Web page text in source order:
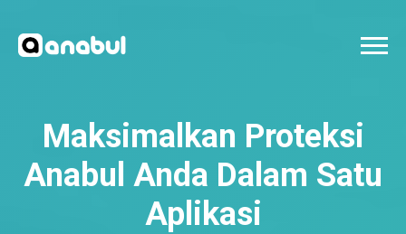
Maksimalkan Proteksi
Anabul Anda Dalam Satu
Aplikasi